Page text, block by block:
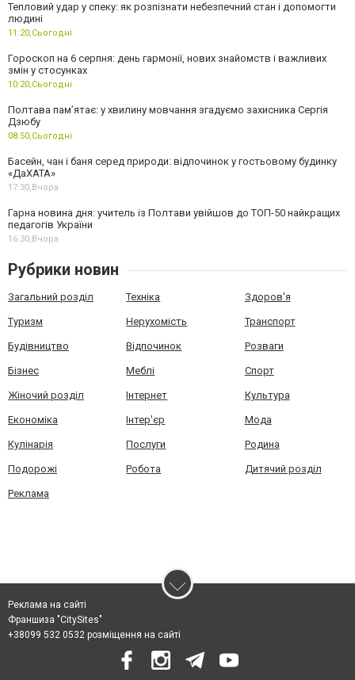
Тепловий удар у спеку: як розпізнати небезпечний стан і допомогти
людині
11:20,Сьогодні
Гороскоп на 6 серпня: день гармонії, нових знайомств і важливих
змін у стосунках
10:20,Сьогодні
Полтава пам’ятає: у хвилину мовчання згадуємо захисника Сергія
Дзюбу
08:50,Сьогодні
Басейн, чан і баня серед природи: відпочинок у гостьовому будинку
«ДаХАТА»
17:30, Вчора
Гарна новина дня: учитель із Полтави увійшов до ТОП-50 найкращих
педагогів України
16:30, Вчора
Рубрики новин
Загальний розділ Техніка Здоров'я
Туризм Нерухомість Транспорт
Будівництво Відпочинок Розваги
Бізнес Меблі Спорт
Жіночий розділ Інтернет Культура
Економіка Інтер'єр Мода
Кулінарія Послуги Родина
Подорожі Робота Дитячий розділ
Реклама
Реклама на сайті
Франшиза "CitySites"
+38099 532 0532 розміщення на сайті